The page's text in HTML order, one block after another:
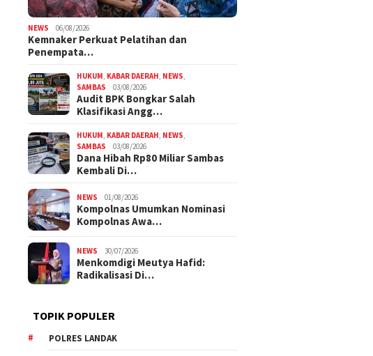
NEWS 06/08/2026
Kemnaker Perkuat Pelatihan dan
Penempata…
HUKUM KABAR DAERAH NEWS
SAMBAS
03/08/2026
Audit BPK Bongkar Salah
Klasifikasi Angg…
HUKUM KABAR DAERAH NEWS
SAMBAS
03/08/2026
Dana Hibah Rp80 Miliar Sambas
Kembali Di…
NEWS 01/08/2026
Kompolnas Umumkan Nominasi
Kompolnas Awa…
NEWS 30/07/2026
Menkomdigi Meutya Hafid:
Radikalisasi Di…
TOPIK POPULER
POLRES LANDAK